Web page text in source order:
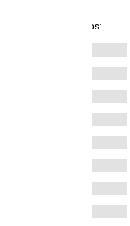
nuestros usuarios: